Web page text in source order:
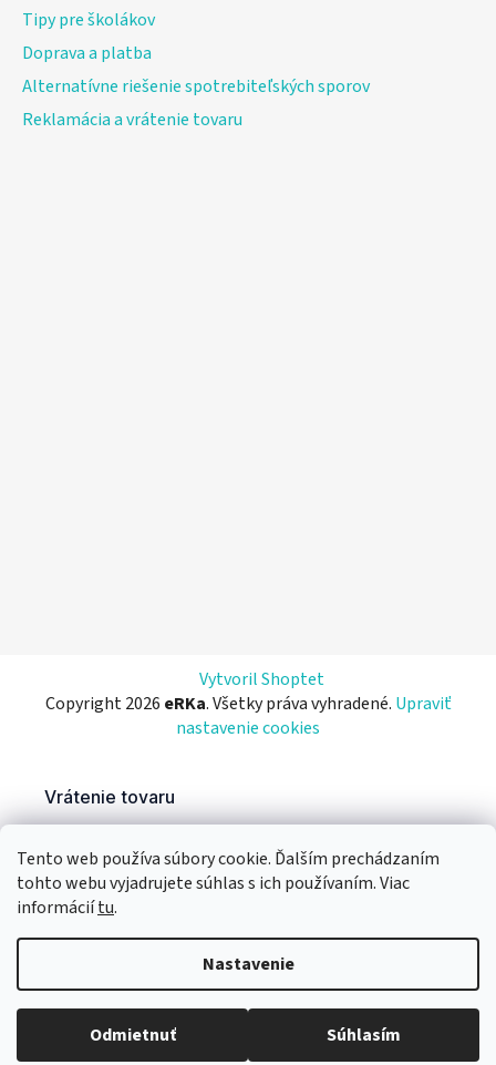
Tento web používa súbory cookie. Ďalším prechádzaním
tohto webu vyjadrujete súhlas s ich používaním. Viac
informáciítu.
Nastavenie
Odmietnuť Súhlasím
Tipy pre školákov
Doprava a platba
Alternatívne riešenie spotrebiteľských sporov
Reklamácia a vrátenie tovaru
Vytvoril Shoptet
Copyright 2026 eRKa. Všetky práva vyhradené. Upraviť
nastavenie cookies